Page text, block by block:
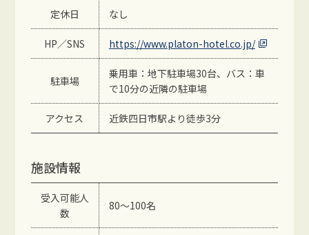
定休日 なし
HP／SNS https://www.platon-hotel.co.jp/
駐車場
乗用車：地下駐車場30台、バス：車
で10分の近隣の駐車場
アクセス 近鉄四日市駅より徒歩3分
施設情報
受入可能人
数
80～100名